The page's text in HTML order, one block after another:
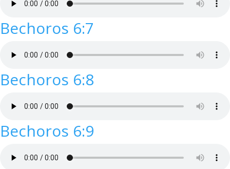
Bechoros 6:7
Bechoros 6:8
Bechoros 6:9